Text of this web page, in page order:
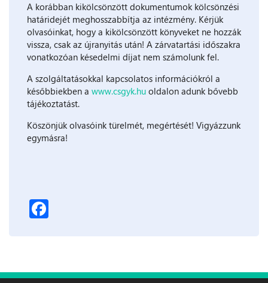
A korábban kikölcsönzött dokumentumok kölcsönzési
határidejét meghosszabbítja az intézmény. Kérjük
olvasóinkat, hogy a kikölcsönzött könyveket ne hozzák
vissza, csak az újranyitás után! A zárvatartási időszakra
vonatkozóan késedelmi díjat nem számolunk fel.
A szolgáltatásokkal kapcsolatos információkról a
későbbiekben a www.csgyk.hu oldalon adunk bővebb
tájékoztatást.
Köszönjük olvasóink türelmét, megértését! Vigyázzunk
egymásra!